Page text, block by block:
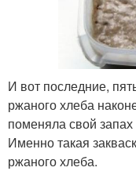
И вот последние,
ржаного хлеба
поменяла свой
Именно такая
ржаного хлеба.